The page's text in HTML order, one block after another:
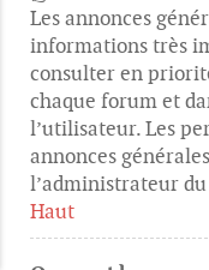
Les annonces
informations très
consulter en
chaque forum et
l’utilisateur. Les
annonces
l’administrateur
Haut